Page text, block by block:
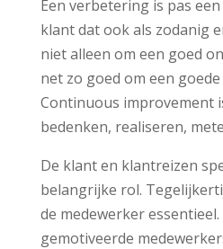
Een verbetering is pas
klant dat ook als zodanig
niet alleen om een goed
net zo goed om een
Continuous improvement
bedenken, realiseren,
De klant en klantreizen
belangrijke rol.
de medewerker
gemotiveerde